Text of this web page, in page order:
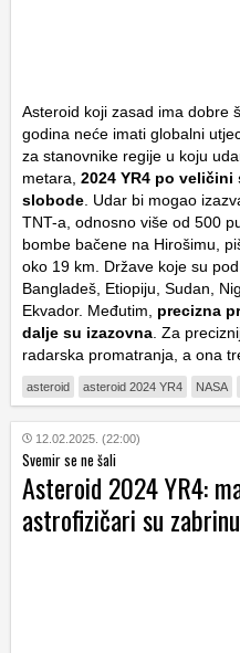
Asteroid koji zasad ima dobre
godina neće imati globalni
za stanovnike regije u koju
metara, 2024 YR4 po
slobode . Udar bi mogao
TNT-a, odnosno više od 500
bombe bačene na Hirošimu,
oko 19 km. Države koje su
Bangladeš, Etiopiju, Sudan,
Ekvador. Međutim, precizna
dalje su izazovna . Za
radarska promatranja, a ona
asteroid asteroid 2024 YR4 NASA
12.02.2025. (22:00)
Svemir se ne šali
Asteroid 2024 YR4:
astrofizičari su